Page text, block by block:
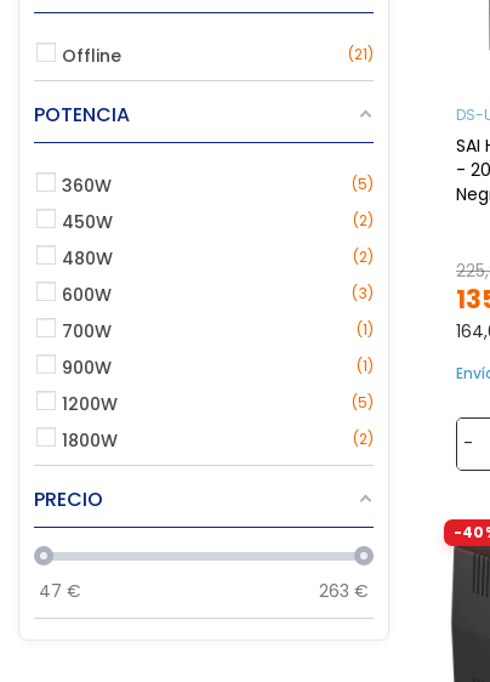
DS-
SAI
-
-
-
Offline 21
POTENCIA
360W 5
450W 2
480W 2
600W 3
700W 1
900W 1
1200W 5
1800W 2
PRECIO
47 € 263 €